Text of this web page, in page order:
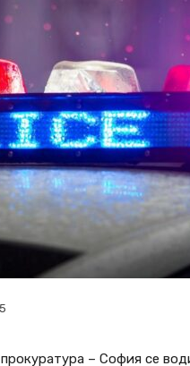
– София се